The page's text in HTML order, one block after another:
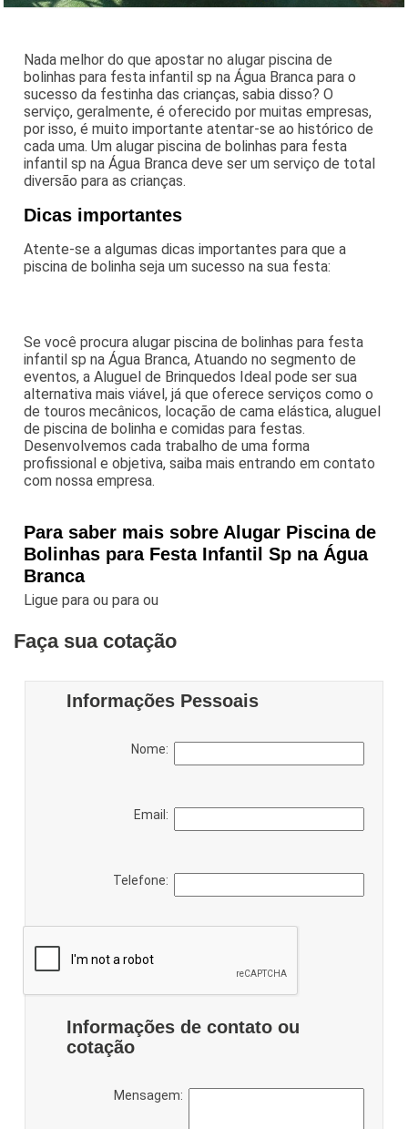
Nada melhor do que apostar no alugar piscina de
bolinhas para festa infantil sp na Água Branca para o
sucesso da festinha das crianças, sabia disso? O
serviço, geralmente, é oferecido por muitas empresas,
por isso, é muito importante atentar-se ao histórico de
cada uma. Um alugar piscina de bolinhas para festa
infantil sp na Água Branca deve ser um serviço de total
diversão para as crianças.
Dicas importantes
Atente-se a algumas dicas importantes para que a
piscina de bolinha seja um sucesso na sua festa:
Se você procura alugar piscina de bolinhas para festa
infantil sp na Água Branca, Atuando no segmento de
eventos, a Aluguel de Brinquedos Ideal pode ser sua
alternativa mais viável, já que oferece serviços como o
de touros mecânicos, locação de cama elástica, aluguel
de piscina de bolinha e comidas para festas.
Desenvolvemos cada trabalho de uma forma
profissional e objetiva, saiba mais entrando em contato
com nossa empresa.
Para saber mais sobre Alugar Piscina de
Bolinhas para Festa Infantil Sp na Água
Branca
Ligue paraou paraou
Faça sua cotação
Informações Pessoais
Nome:
Email:
Telefone:
Informações de contato ou
cotação
Mensagem: